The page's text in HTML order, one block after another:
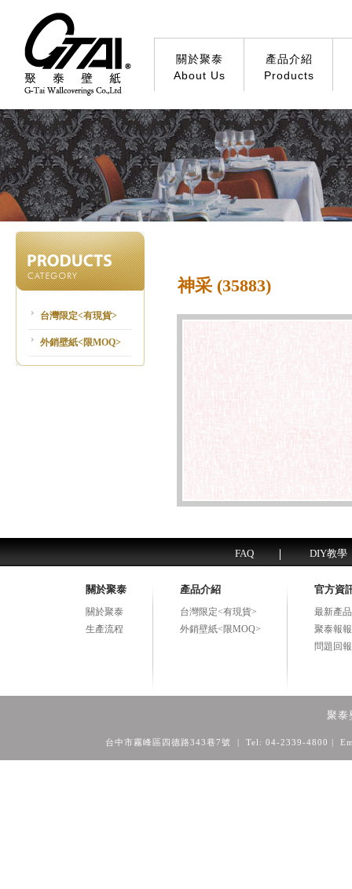
關於聚泰
About Us
產品介紹
Products
台灣限定<有現貨>
外銷壁紙<限MOQ>
神采 (35883)
FAQ DIY教學
關於聚泰
關於聚泰
生產流程
產品介紹
台灣限定<有現貨>
外銷壁紙<限MOQ>
官方資
最新產
聚泰報報
問題回報
聚泰
台中市霧峰區四德路343巷7號 | Tel: 04-2339-4800 |